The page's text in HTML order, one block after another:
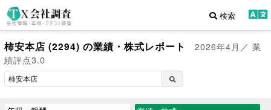
検索
柿安本店 (2294) の業績・株式レポート
2026年4月／ 業
績評点3.0